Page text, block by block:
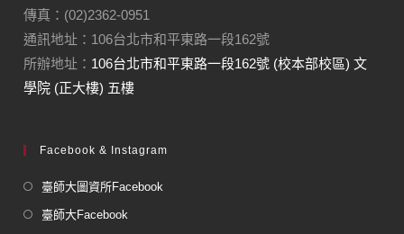
傳真：(02)2362-0951
通訊地址：106台北市和平東路一段162號
所辦地址： 106台北市和平東路一段162號 (校本部校區) 文
學院 (正大樓) 五樓
Facebook & Instagram
臺師大圖資所Facebook
臺師大Facebook